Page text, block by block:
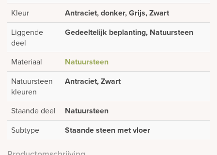
Kleur Antraciet, donker, Grijs, Zwart
Liggende
deel
Gedeeltelijk beplanting, Natuursteen
Materiaal Natuursteen
Natuursteen
kleuren
Antraciet, Zwart
Staande deel Natuursteen
Subtype Staande steen met vloer